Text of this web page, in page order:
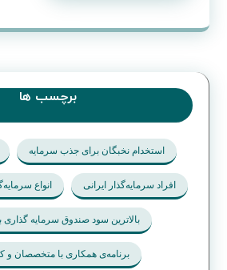
برچسب ها
استخدام نخبگان برای جذب سرمایه
افراد سرمایه‌گذار ایرانی انواع
بالاترین سود صندوق سرمایه گذاری
برنامه‌ی همکاری با متخصصان و